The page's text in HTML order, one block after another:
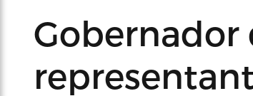
Gobernador